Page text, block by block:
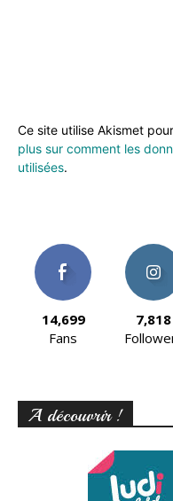
Ce site utilise Akismet
plus sur comment les
utilisées.
14,699
Fans
7,818
A découvrir !